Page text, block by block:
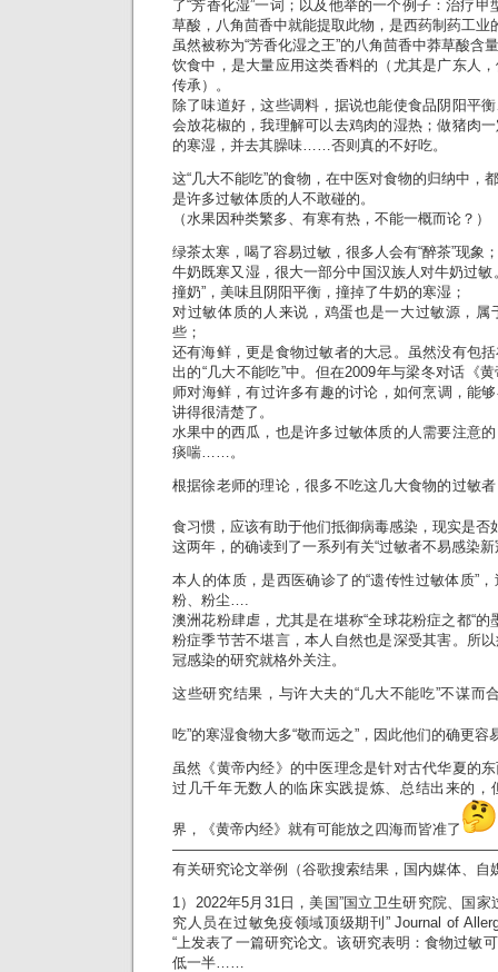
了“芳香化湿”一词；以及他举的一个例子：治疗
草酸，八角茴香中就能提取此物，是西药制药工业
虽然被称为“芳香化湿之王”的八角茴香中莽草酸含
饮食中，是大量应用这类香料的（尤其是广东人
传承）。
除了味道好，这些调料，据说也能使食品阴阳平
会放花椒的，我理解可以去鸡肉的湿热；做猪肉
的寒湿，并去其臊味……否则真的不好吃。
这“几大不能吃”的食物，在中医对食物的归纳中，
是许多过敏体质的人不敢碰的。
（水果因种类繁多、有寒有热，不能一概而论？）
绿茶太寒，喝了容易过敏，很多人会有“醉茶”现象；
牛奶既寒又湿，很大一部分中国汉族人对牛奶过敏
撞奶”，美味且阴阳平衡，撞掉了牛奶的寒湿；
对过敏体质的人来说，鸡蛋也是一大过敏源，属
些；
还有海鲜，更是食物过敏者的大忌。虽然没有包
出的“几大不能吃”中。但在2009年与梁冬对话《
师对海鲜，有过许多有趣的讨论，如何烹调，能
讲得很清楚了。
水果中的西瓜，也是许多过敏体质的人需要注意
痰喘……。
根据徐老师的理论，很多不吃这几大食物的过敏
食习惯，应该有助于他们抵御病毒感染，现实是否
这两年，的确读到了一系列有关“过敏者不易感染
本人的体质，是西医确诊了的“遗传性过敏体质”
粉、粉尘….
澳洲花粉肆虐，尤其是在堪称“全球花粉症之都“
粉症季节苦不堪言，本人自然也是深受其害。所
冠感染的研究就格外关注。
这些研究结果，与许大夫的“几大不能吃”不谋而
吃”的寒湿食物大多“敬而远之”，因此他们的确更容
虽然《黄帝内经》的中医理念是针对古代华夏的
过几千年无数人的临床实践提炼、总结出来的，
界，《黄帝内经》就有可能放之四海而皆准了
有关研究论文举例（谷歌搜索结果，国内媒体、自
1）2022年5月31日，美国”国立卫生研究院、国家
究人员在过敏免疫领域顶级期刊” Journal of
“上发表了一篇研究论文。该研究表明：食物过敏
低一半……